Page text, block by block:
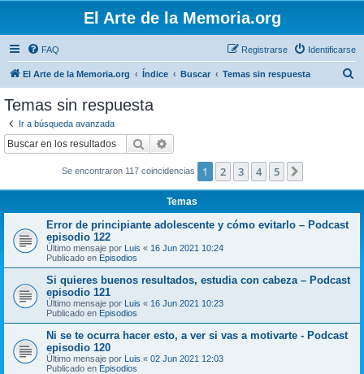
El Arte de la Memoria.org
FAQ Identificarse
Registrarse
El Arte de la Memoria.org Índice Buscar Temas sin respuesta
Temas sin respuesta
Ir a búsqueda avanzada
Buscar
Se encontraron 117 coincidencias 1 2 3 4 5
Temas
Error de principiante adolescente y cómo evitarlo – Podcast
episodio 122
Último mensaje por Luis « 16 Jun 2021 10:24
Publicado en Episodios
Si quieres buenos resultados, estudia con cabeza – Podcast
episodio 121
Último mensaje por Luis « 16 Jun 2021 10:23
Publicado en Episodios
Ni se te ocurra hacer esto, a ver si vas a motivarte - Podcast
episodio 120
Último mensaje por Luis « 02 Jun 2021 12:03
Publicado en Episodios